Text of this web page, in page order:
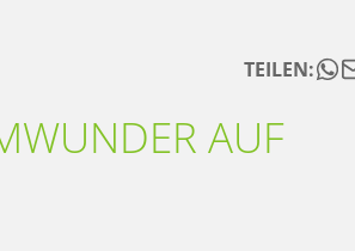
TEILEN:
AUF